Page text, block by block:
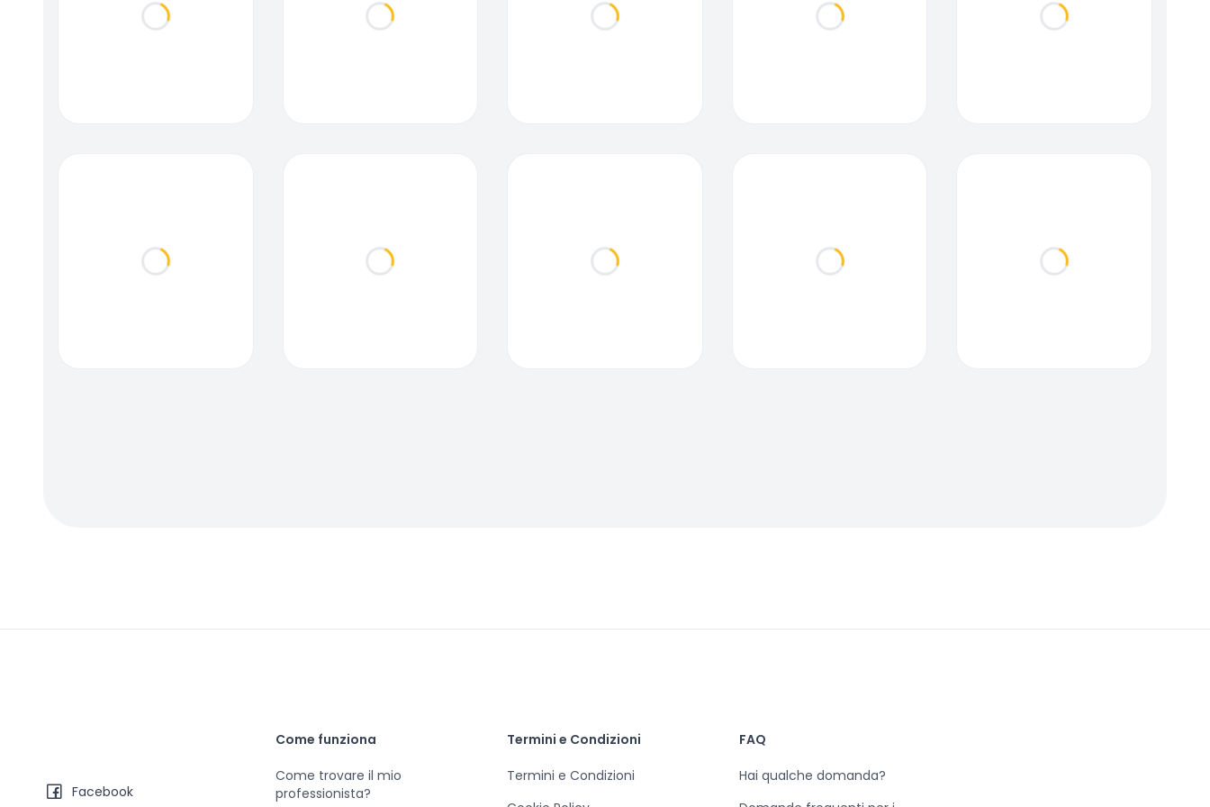
Loading... Loading... Loading... Loading... Loading...
Loading... Loading... Loading... Loading... Loading...
Facebook
Come funziona
Come trovare il mio
professionista?
Termini e Condizioni
Termini e Condizioni
FAQ
Hai qualche domanda?